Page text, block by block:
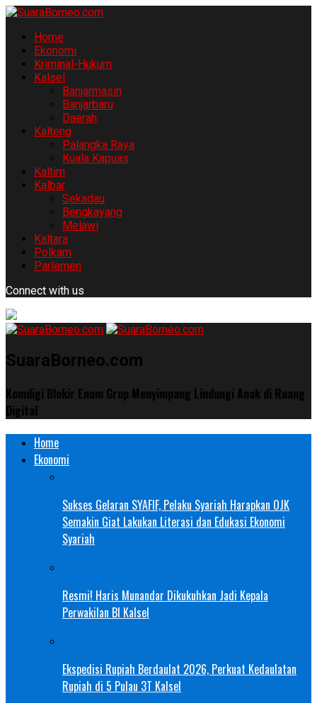
Home
Ekonomi
Kriminal-Hukum
Kalsel
Banjarmasin
Banjarbaru
Daerah
Kalteng
Palangka Raya
Kuala Kapuas
Kaltim
Kalbar
Sekadau
Bengkayang
Melawi
Kaltara
Polkam
Parlemen
Connect with us
SuaraBorneo.com
Komdigi Blokir Enam Grup Menyimpang Lindungi Anak di Ruang
Digital
Home
Ekonomi
Sukses Gelaran SYAFIF, Pelaku Syariah Harapkan OJK
Semakin Giat Lakukan Literasi dan Edukasi Ekonomi
Syariah
Resmi! Haris Munandar Dikukuhkan Jadi Kepala
Perwakilan BI Kalsel
Ekspedisi Rupiah Berdaulat 2026, Perkuat Kedaulatan
Rupiah di 5 Pulau 3T Kalsel